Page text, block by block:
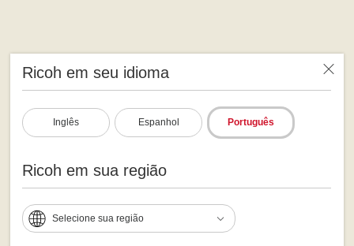
Ricoh em seu idioma
Inglês Espanhol Português
Ricoh em sua região
Selecione sua região